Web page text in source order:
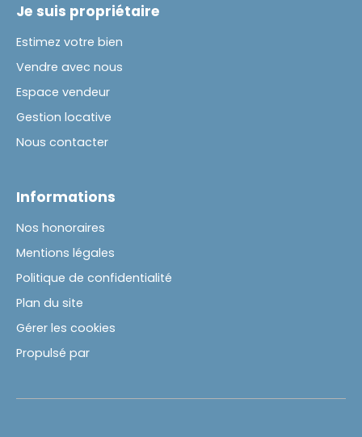
Je suis propriétaire
Estimez votre bien
Vendre avec nous
Espace vendeur
Gestion locative
Nous contacter
Informations
Nos honoraires
Mentions légales
Politique de confidentialité
Plan du site
Gérer les cookies
Propulsé par